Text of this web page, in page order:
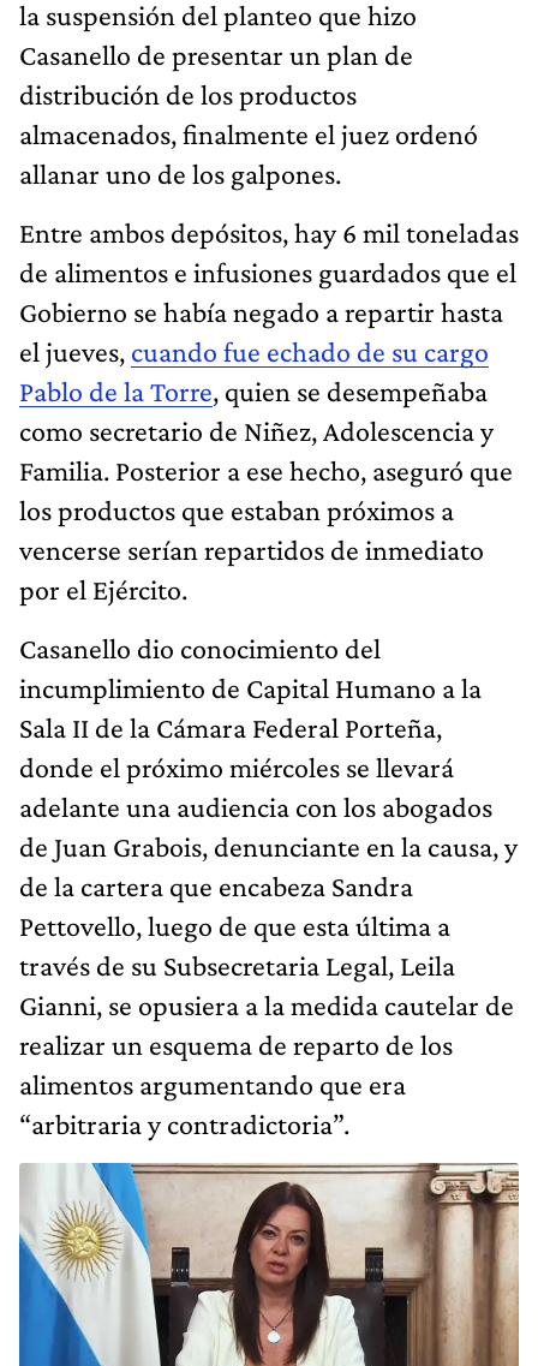
la suspensión del planteo que hizo
Casanello de presentar un plan de
distribución de los productos
almacenados, finalmente el juez ordenó
allanar uno de los galpones.
Entre ambos depósitos, hay 6 mil toneladas
de alimentos e infusiones guardados que el
Gobierno se había negado a repartir hasta
el jueves, cuando fue echado de su cargo
Pablo de la Torre, quien se desempeñaba
como secretario de Niñez, Adolescencia y
Familia. Posterior a ese hecho, aseguró que
los productos que estaban próximos a
vencerse serían repartidos de inmediato
por el Ejército.
Casanello dio conocimiento del
incumplimiento de Capital Humano a la
Sala II de la Cámara Federal Porteña,
donde el próximo miércoles se llevará
adelante una audiencia con los abogados
de Juan Grabois, denunciante en la causa, y
de la cartera que encabeza Sandra
Pettovello, luego de que esta última a
través de su Subsecretaria Legal, Leila
Gianni, se opusiera a la medida cautelar de
realizar un esquema de reparto de los
alimentos argumentando que era
“arbitraria y contradictoria”.